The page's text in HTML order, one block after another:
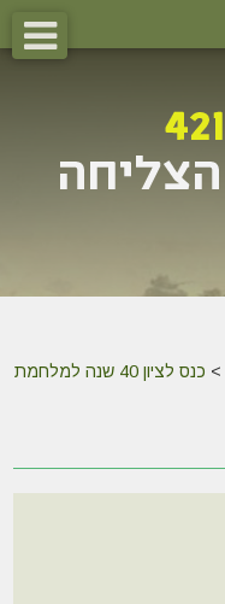
>
כנס לציון 40 שנה למלחמת